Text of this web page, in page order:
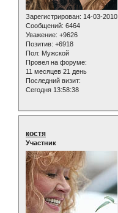
Зарегистрирован: 14-03-2010
Сообщений: 6464
Уважение: +9626
Позитив: +6918
Пол: Мужской
Провел на форуме:
11 месяцев 21 день
Последний визит:
Сегодня 13:58:38
костя
Участник